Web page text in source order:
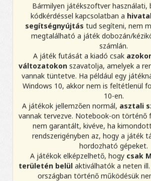
Bármilyen játékszoftver használati,
kódkérdéssel kapcsolatban a
segítségnyújtás tud segíteni, nem
megtalálható a játék dobozán/
számlán.
A játék futását a kiadó csak
változatokonszavatolja, amelyek a
vannak tüntetve. Ha például egy
Windows 10, akkor nem is feltétlenül
10-en.
A játékok jellemzően normál, asztali
vannak tervezve. Notebook-on történő
nem garantált, kivéve, ha
rendszerigényben az, hogy a játék
hordozható gépeket.
A játékok elképzelhető, hogy csak
területén belülaktiválhatók a neten
országban történő működésük